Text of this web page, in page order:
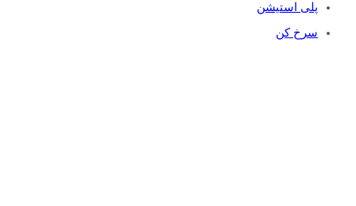
پلی استیشن
سرخ کن